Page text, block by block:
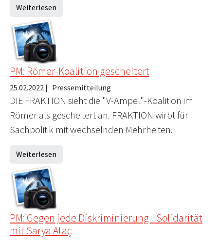
Weiterlesen
PM: Römer-Koalition gescheitert
25.02.2022 | Pressemitteilung
DIE FRAKTION sieht die "V-Ampel"-Koalition im
Römer als gescheitert an. FRAKTION wirbt für
Sachpolitik mit wechselnden Mehrheiten.
Weiterlesen
PM: Gegen jede Diskriminierung - Solidarität
mit Sarya Ataç